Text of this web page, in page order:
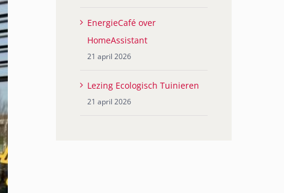
EnergieCafé over
HomeAssistant
21 april 2026
Lezing Ecologisch Tuinieren
21 april 2026